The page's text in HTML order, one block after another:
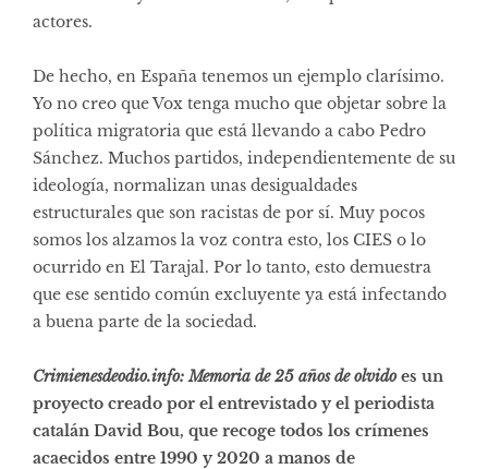
actores.
De hecho, en España tenemos un ejemplo clarísimo.
Yo no creo que Vox tenga mucho que objetar sobre la
política migratoria que está llevando a cabo Pedro
Sánchez. Muchos partidos, independientemente de su
ideología, normalizan unas desigualdades
estructurales que son racistas de por sí. Muy pocos
somos los alzamos la voz contra esto, los CIES o lo
ocurrido en El Tarajal. Por lo tanto, esto demuestra
que ese sentido común excluyente ya está infectando
a buena parte de la sociedad.
Crimienesdeodio.info: Memoria de 25 años de olvidoes un
proyecto creado por el entrevistado y el periodista
catalán David Bou, que recoge todos los crímenes
acaecidos entre 1990 y 2020 a manos de